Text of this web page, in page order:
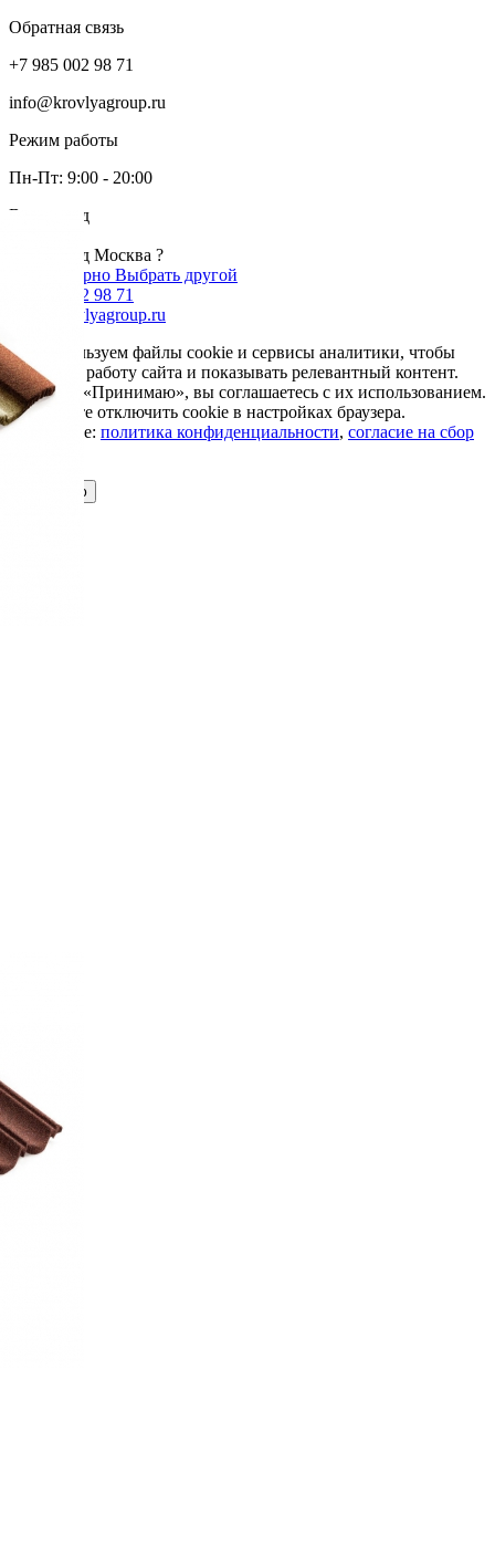
Обратная связь
+7 985 002 98 71
info@krovlyagroup.ru
Режим работы
Пн-Пт: 9:00 - 20:00
Ваш город
Ваш город Москва ?
Да, все верно Выбрать другой
+7 985 002 98 71
info@krovlyagroup.ru
Мы используем файлы cookie и сервисы аналитики, чтобы
улучшить работу сайта и показывать релевантный контент.
Нажимая «Принимаю», вы соглашаетесь с их использованием.
Вы можете отключить cookie в настройках браузера.
Подробнее: политика конфиденциальности, согласие на сбор
Принимаю